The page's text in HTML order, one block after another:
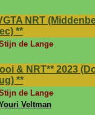
NRT
**
de Lange
& NRT** 2023
**
de Lange
Veltman